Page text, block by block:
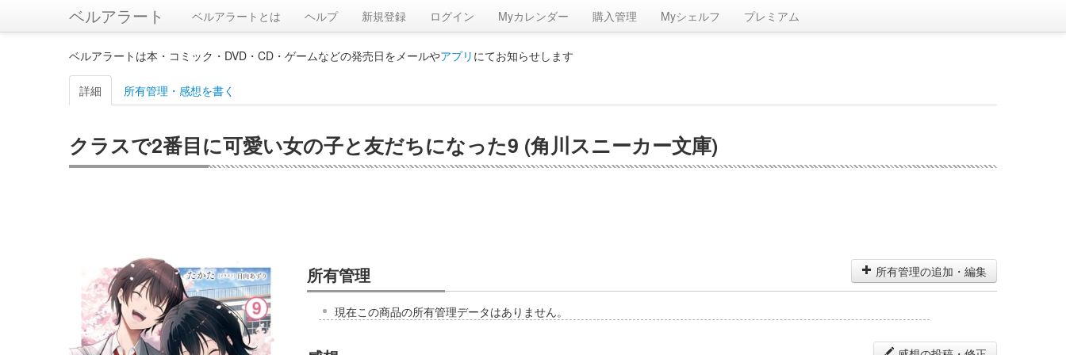
ベルアラート ベルアラートとは ヘルプ 新規登録 ログイン Myカレンダー 購入管理 Myシェルフ プレミアム
ベルアラートは本・コミック・DVD・CD・ゲームなどの発売日をメールやアプリ にてお知らせします
詳細 所有管理・感想を書く
クラスで2番目に可愛い女の子と友だちになった9 (角川スニーカー文庫)
所有管理 所有管理の追加・編集
現在この商品の所有管理データはありません。